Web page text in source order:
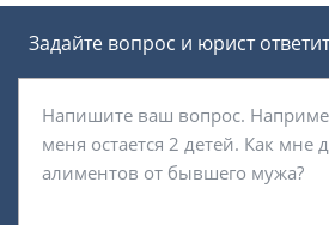
Задайте вопрос и юрист